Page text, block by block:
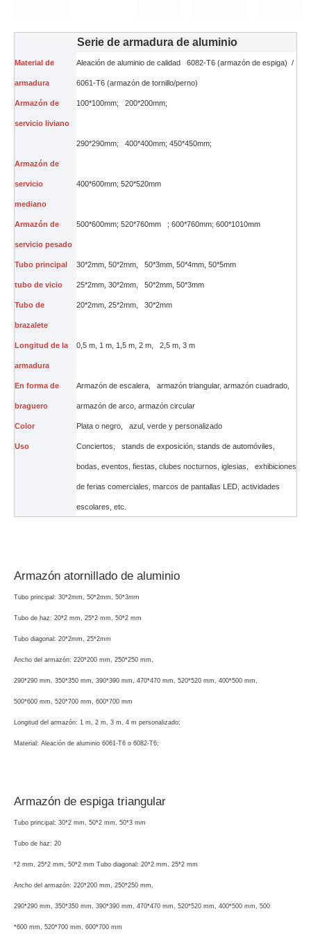
Serie de armadura de aluminio
Material de
armadura
Aleación de aluminio de calidad 6082-T6 (armazón de espiga) /
6061-T6 (armazón de tornillo/perno)
Armazón de
servicio liviano
100*100mm; 200*200mm;
Armazón de
servicio
mediano
290*290mm; 400*400mm; 450*450mm;
400*600mm; 520*520mm
Armazón de
servicio pesado
500*600mm; 520*760mm ; 600*760mm; 600*1010mm
Tubo principal 30*2mm, 50*2mm, 50*3mm, 50*4mm, 50*5mm
tubo de vicio 25*2mm, 30*2mm, 50*2mm, 50*3mm
Tubo de
brazalete
20*2mm, 25*2mm, 30*2mm
Longitud de la
armadura
0,5 m, 1 m, 1,5 m, 2 m, 2,5 m, 3 m
En forma de
braguero
Armazón de escalera, armazón triangular, armazón cuadrado,
armazón de arco, armazón circular
Color Plata o negro, azul, verde y personalizado
Uso Conciertos, stands de exposición, stands de automóviles,
bodas, eventos, fiestas, clubes nocturnos, iglesias, exhibiciones
de ferias comerciales, marcos de pantallas LED, actividades
escolares, etc.
Armazón atornillado de aluminio
Tubo principal: 30*2mm, 50*2mm, 50*3mm
Tubo de haz: 20*2 mm, 25*2 mm, 50*2 mm
Tubo diagonal: 20*2mm, 25*2mm
Ancho del armazón: 220*200 mm, 250*250 mm,
290*290 mm, 350*350 mm, 390*390 mm, 470*470 mm, 520*520 mm, 400*500 mm,
500*600 mm, 520*700 mm, 600*700 mm
Longitud del armazón: 1 m, 2 m, 3 m, 4 m personalizado;
Material: Aleación de aluminio 6061-T6 o 6082-T6;
Armazón de espiga triangular
Tubo principal: 30*2 mm, 50*2 mm, 50*3 mm
Tubo de haz: 20
*2 mm, 25*2 mm, 50*2 mm Tubo diagonal: 20*2 mm, 25*2 mm
Ancho del armazón: 220*200 mm, 250*250 mm,
290*290 mm, 350*350 mm, 390*390 mm, 470*470 mm, 520*520 mm, 400*500 mm, 500
*600 mm, 520*700 mm, 600*700 mm